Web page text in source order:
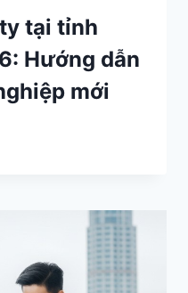
tại tỉnh
Hướng dẫn
mới